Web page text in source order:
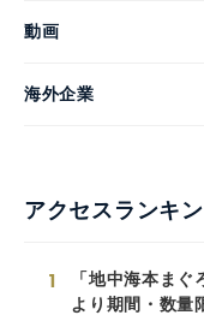
動画
海外企業
アクセスランキ
1
「地中海本まぐ
より期間・数量